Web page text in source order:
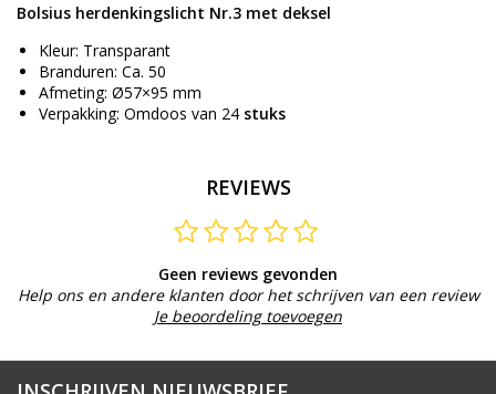
Bolsius herdenkingslicht Nr.3 met deksel
Kleur: Transparant
Branduren: Ca. 50
Afmeting: Ø57×95 mm
Verpakking: Omdoos van 24 stuks
REVIEWS
Geen reviews gevonden
Help ons en andere klanten door het schrijven van een review
Je beoordeling toevoegen